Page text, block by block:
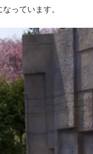
っています。